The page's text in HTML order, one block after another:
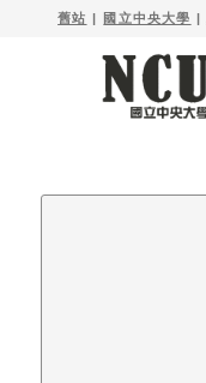
舊站 | 國立中央大學 |